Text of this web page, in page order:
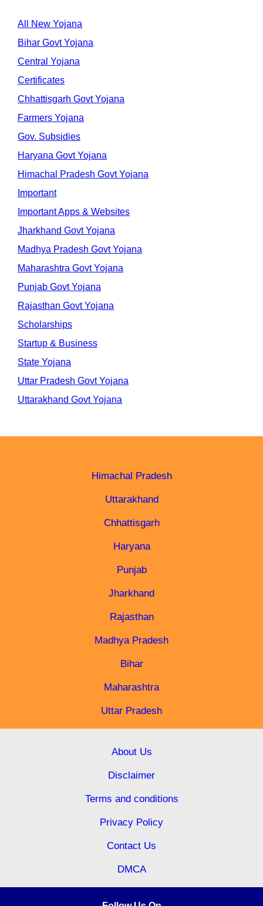
All New Yojana
Bihar Govt Yojana
Central Yojana
Certificates
Chhattisgarh Govt Yojana
Farmers Yojana
Gov. Subsidies
Haryana Govt Yojana
Himachal Pradesh Govt Yojana
Important
Important Apps & Websites
Jharkhand Govt Yojana
Madhya Pradesh Govt Yojana
Maharashtra Govt Yojana
Punjab Govt Yojana
Rajasthan Govt Yojana
Scholarships
Startup & Business
State Yojana
Uttar Pradesh Govt Yojana
Uttarakhand Govt Yojana
Himachal Pradesh
Uttarakhand
Chhattisgarh
Haryana
Punjab
Jharkhand
Rajasthan
Madhya Pradesh
Bihar
Maharashtra
Uttar Pradesh
About Us
Disclaimer
Terms and conditions
Privacy Policy
Contact Us
DMCA